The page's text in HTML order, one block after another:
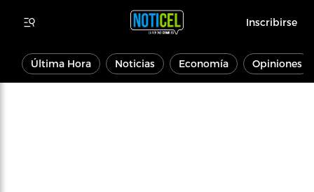
Inscribirse
Última Hora Noticias Economía Opiniones